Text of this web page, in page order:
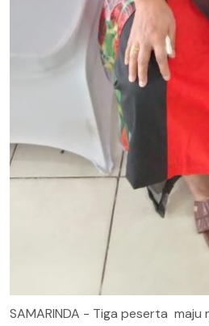
SAMARINDA - Tiga peserta maju